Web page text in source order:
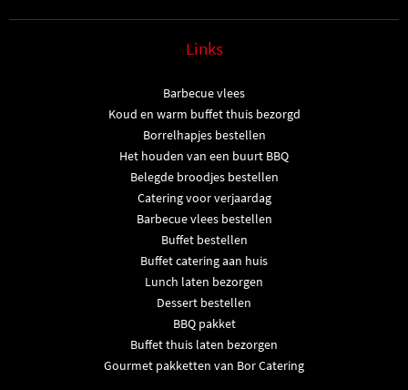
Links
Barbecue vlees
Koud en warm buffet thuis bezorgd
Borrelhapjes bestellen
Het houden van een buurt BBQ
Belegde broodjes bestellen
Catering voor verjaardag
Barbecue vlees bestellen
Buffet bestellen
Buffet catering aan huis
Lunch laten bezorgen
Dessert bestellen
BBQ pakket
Buffet thuis laten bezorgen
Gourmet pakketten van Bor Catering